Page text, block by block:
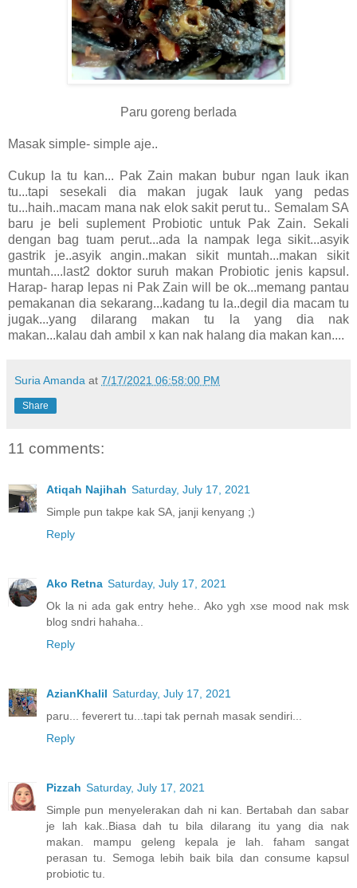
Paru goreng berlada
Masak simple- simple aje..
Cukup la tu kan... Pak Zain makan bubur ngan lauk ikan
tu...tapi sesekali dia makan jugak lauk yang pedas
tu...haih..macam mana nak elok sakit perut tu.. Semalam SA
baru je beli suplement Probiotic untuk Pak Zain. Sekali
dengan bag tuam perut...ada la nampak lega sikit...asyik
gastrik je..asyik angin..makan sikit muntah...makan sikit
muntah....last2 doktor suruh makan Probiotic jenis kapsul.
Harap- harap lepas ni Pak Zain will be ok...memang pantau
pemakanan dia sekarang...kadang tu la..degil dia macam tu
jugak...yang dilarang makan tu la yang dia nak
makan...kalau dah ambil x kan nak halang dia makan kan....
Suria Amanda at 7/17/2021 06:58:00 PM
Share
11 comments:
Atiqah Najihah Saturday, July 17, 2021
Simple pun takpe kak SA, janji kenyang ;)
Reply
Ako Retna Saturday, July 17, 2021
Ok la ni ada gak entry hehe.. Ako ygh xse mood nak msk
blog sndri hahaha..
Reply
AzianKhalil Saturday, July 17, 2021
paru... feverert tu...tapi tak pernah masak sendiri...
Reply
Pizzah Saturday, July 17, 2021
Simple pun menyelerakan dah ni kan. Bertabah dan sabar
je lah kak..Biasa dah tu bila dilarang itu yang dia nak
makan. mampu geleng kepala je lah. faham sangat
perasan tu. Semoga lebih baik bila dan consume kapsul
probiotic tu.